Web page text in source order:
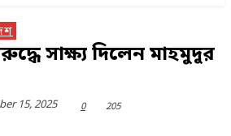
সাক্ষ্য দিলেন মাহমুদুর
15, 2025 0 205